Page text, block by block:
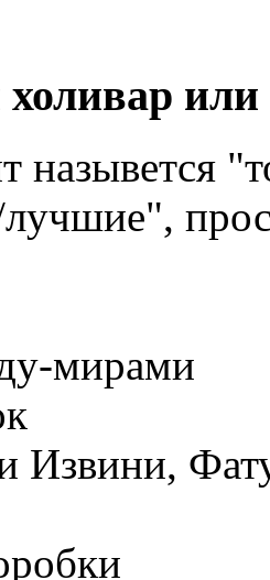
назывется
мирами